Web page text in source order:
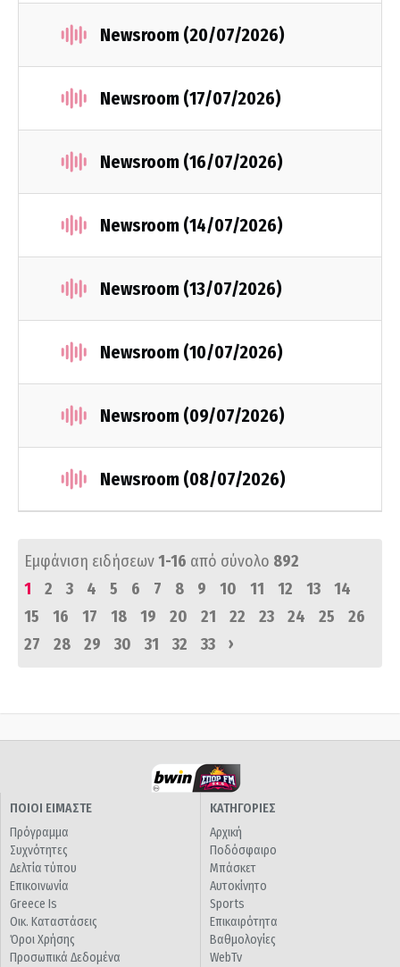
Newsroom (20/07/2026)
Newsroom (17/07/2026)
Newsroom (16/07/2026)
Newsroom (14/07/2026)
Newsroom (13/07/2026)
Newsroom (10/07/2026)
Newsroom (09/07/2026)
Newsroom (08/07/2026)
Εμφάνιση ειδήσεων1-16 από σύνολο 892
1
2 3 4 5 6 7 8 9 10 11 12 13
14
15
16 17 18 19 20 21 22 23 24 25
26
27
28 29 30 31 32 33 ›
ΠΟΙΟΙ ΕΙΜΑΣΤΕ
Πρόγραμμα
Συχνότητες
Δελτία τύπου
Επικοινωνία
Greece Is
Οικ. Καταστάσεις
Όροι Χρήσης
Προσωπικά Δεδομένα
ΚΑΤΗΓΟΡΙΕΣ
Αρχική
Ποδόσφαιρο
Μπάσκετ
Αυτοκίνητο
Sports
Επικαιρότητα
Βαθμολογίες
WebTv